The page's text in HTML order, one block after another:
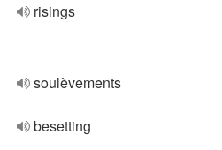
risings
soulèvements
besetting